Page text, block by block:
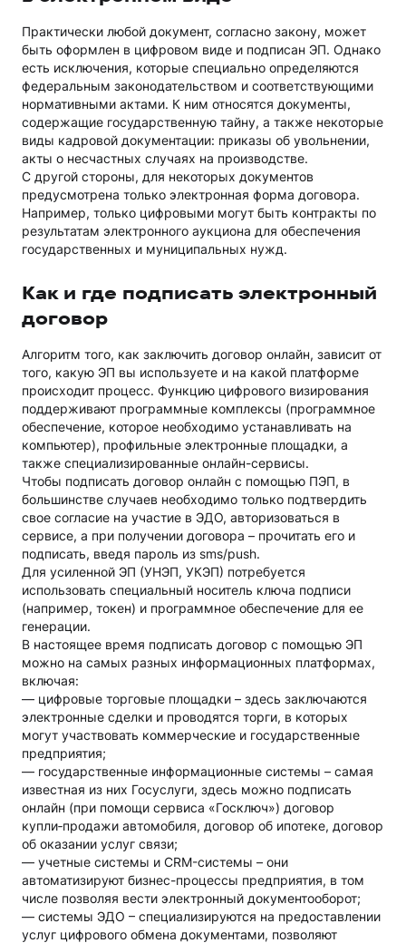
Практически любой документ, согласно закону, может
быть оформлен в цифровом виде и подписан ЭП. Однако
есть исключения, которые специально определяются
федеральным законодательством и соответствующими
нормативными актами. К ним относятся документы,
содержащие государственную тайну, а также некоторые
виды кадровой документации: приказы об увольнении,
акты о несчастных случаях на производстве.
С другой стороны, для некоторых документов
предусмотрена только электронная форма договора.
Например, только цифровыми могут быть контракты по
результатам электронного аукциона для обеспечения
государственных и муниципальных нужд.
Как и где подписать электронный
договор
Алгоритм того, как заключить договор онлайн, зависит от
того, какую ЭП вы используете и на какой платформе
происходит процесс. Функцию цифрового визирования
поддерживают программные комплексы (программное
обеспечение, которое необходимо устанавливать на
компьютер), профильные электронные площадки, а
также специализированные онлайн-сервисы.
Чтобы подписать договор онлайн с помощью ПЭП, в
большинстве случаев необходимо только подтвердить
свое согласие на участие в ЭДО, авторизоваться в
сервисе, а при получении договора – прочитать его и
подписать, введя пароль из sms/push.
Для усиленной ЭП (УНЭП, УКЭП) потребуется
использовать специальный носитель ключа подписи
(например, токен) и программное обеспечение для ее
генерации.
В настоящее время подписать договор с помощью ЭП
можно на самых разных информационных платформах,
включая:
— цифровые торговые площадки – здесь заключаются
электронные сделки и проводятся торги, в которых
могут участвовать коммерческие и государственные
предприятия;
— государственные информационные системы – самая
известная из них Госуслуги, здесь можно подписать
онлайн (при помощи сервиса «Госключ») договор
купли‑продажи автомобиля, договор об ипотеке, договор
об оказании услуг связи;
— учетные системы и CRM-системы – они
автоматизируют бизнес-процессы предприятия, в том
числе позволяя вести электронный документооборот;
— системы ЭДО – специализируются на предоставлении
услуг цифрового обмена документами, позволяют